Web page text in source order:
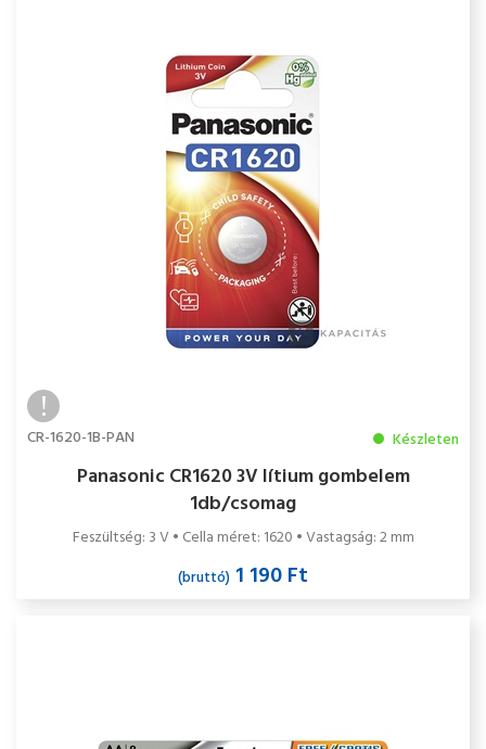
CR-1620-1B-PAN Készleten
Panasonic CR1620 3V lítium gombelem
1db/csomag
Feszültség: 3 V • Cella méret: 1620 • Vastagság: 2 mm
(bruttó) 1 190 Ft